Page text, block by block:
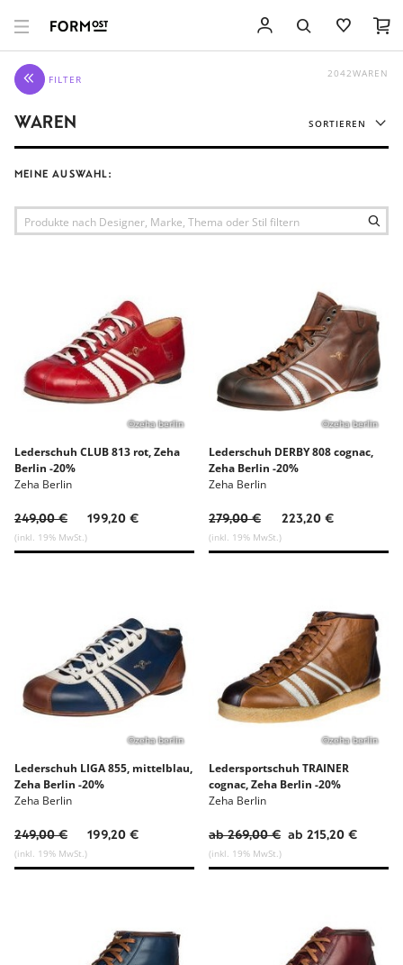
FILTER 2042WAREN
WAREN SORTIEREN
PREIS AUFSTEIGEND
TITEL AUFSTEIGEND
TITEL ABSTEIGEND
MEINE AUSWAHL:
©zeha berlin
Lederschuh CLUB 813 rot, Zeha
Berlin -20%
Zeha Berlin
249,00 € 199,20 €
(inkl. 19% MwSt.)
©zeha berlin
Lederschuh DERBY 808 cognac,
Zeha Berlin -20%
Zeha Berlin
279,00 € 223,20 €
(inkl. 19% MwSt.)
©zeha berlin
Lederschuh LIGA 855, mittelblau,
Zeha Berlin -20%
Zeha Berlin
249,00 € 199,20 €
(inkl. 19% MwSt.)
©zeha berlin
Ledersportschuh TRAINER
cognac, Zeha Berlin -20%
Zeha Berlin
ab 269,00 € ab 215,20 €
(inkl. 19% MwSt.)